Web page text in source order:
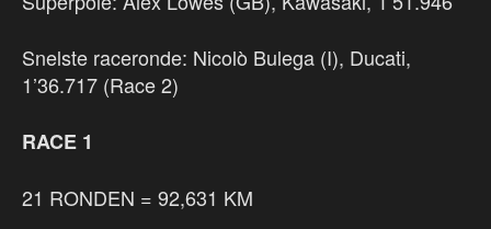
Snelste raceronde: Nicolò Bulega (I), Ducati,
1’36.717 (Race 2)
RACE 1
21 RONDEN = 92,631 KM